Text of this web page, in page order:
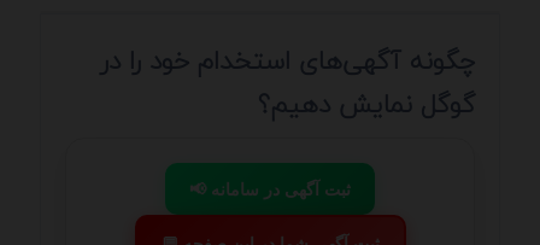
چگونه آگهی‌های استخدام خود را در
گوگل نمایش دهیم؟
📢 ثبت آگهی در سامانه